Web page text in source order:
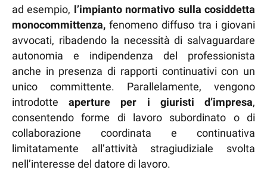
ad esempio, l’impianto normativo sulla cosiddetta
monocommittenza, fenomeno diffuso tra i giovani
avvocati, ribadendo la necessità di salvaguardare
autonomia e indipendenza del professionista
anche in presenza di rapporti continuativi con un
unico committente. Parallelamente, vengono
introdotteaperture per i giuristi d’impresa,
consentendo forme di lavoro subordinato o di
collaborazione coordinata e continuativa
limitatamente all’attività stragiudiziale svolta
nell’interesse del datore di lavoro.